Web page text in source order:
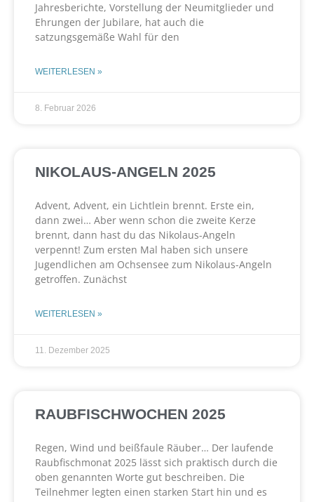
Jahresberichte, Vorstellung der Neumitglieder und
Ehrungen der Jubilare, hat auch die
satzungsgemäße Wahl für den
WEITERLESEN »
8. Februar 2026
NIKOLAUS-ANGELN 2025
Advent, Advent, ein Lichtlein brennt. Erste ein,
dann zwei… Aber wenn schon die zweite Kerze
brennt, dann hast du das Nikolaus-Angeln
verpennt! Zum ersten Mal haben sich unsere
Jugendlichen am Ochsensee zum Nikolaus-Angeln
getroffen. Zunächst
WEITERLESEN »
11. Dezember 2025
RAUBFISCHWOCHEN 2025
Regen, Wind und beißfaule Räuber… Der laufende
Raubfischmonat 2025 lässt sich praktisch durch die
oben genannten Worte gut beschreiben. Die
Teilnehmer legten einen starken Start hin und es